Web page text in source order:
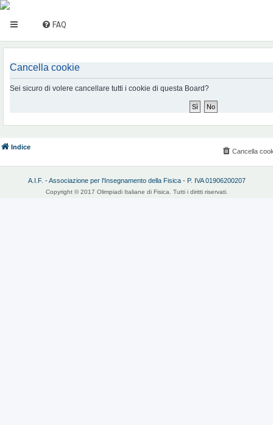
FAQ
Cancella cookie
Sei sicuro di volere cancellare tutti i cookie di questa Board?
Indice
Cancella
A.I.F. - Associazione per l'Insegnamento della Fisica - P. IVA 01906200207
Copyright © 2017 Olimpiadi Italiane di Fisica. Tutti i diritti riservati.